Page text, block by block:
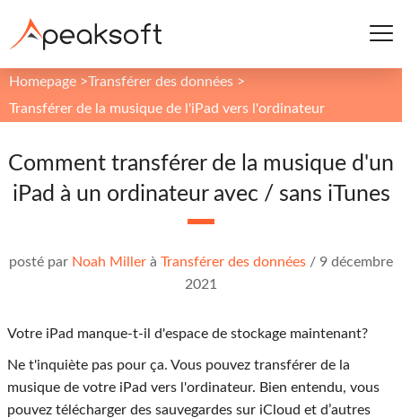
Homepage >Transférer des données >
Transférer de la musique de l'iPad vers l'ordinateur
Comment transférer de la musique d'un
iPad à un ordinateur avec / sans iTunes
posté par Noah Miller à Transférer des données / 9 décembre
2021
Votre iPad manque-t-il d'espace de stockage maintenant?
Ne t'inquiète pas pour ça. Vous pouvez transférer de la
musique de votre iPad vers l'ordinateur. Bien entendu, vous
pouvez télécharger des sauvegardes sur iCloud et d’autres